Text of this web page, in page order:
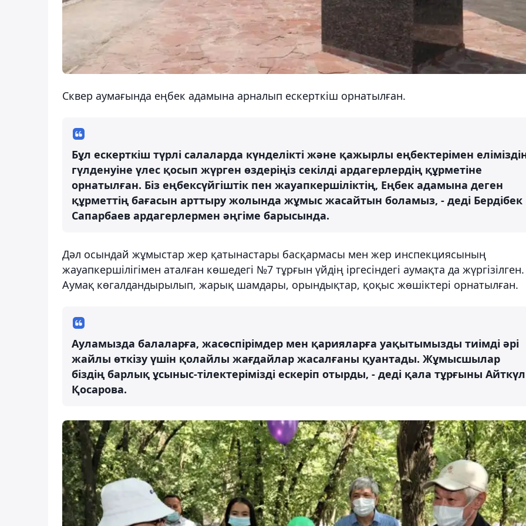
Сквер аумағында еңбек адамына арналып ескерткіш орнатылған.
Бұл ескерткіш түрлі салаларда күнделікті және қажырлы еңбектерімен
гүлденуіне үлес қосып жүрген өздеріңіз секілді ардагерлердің құрметіне
орнатылған. Біз еңбексүйгіштік пен жауапкершіліктің, Еңбек адамына деген
құрметтің бағасын арттыру жолында жұмыс жасайтын боламыз, - деді Бердібек
Сапарбаев ардагерлермен әңгіме барысында.
Дәл осындай жұмыстар жер қатынастары басқармасы мен жер инспекциясының
жауапкершілігімен аталған көшедегі №7 тұрғын үйдің іргесіндегі аумақта да жүргізілген.
Аумақ көгалдандырылып, жарық шамдары, орындықтар, қоқыс жөшіктері орнатылған.
Ауламызда балаларға, жасөспірімдер мен қарияларға уақытымызды тиімді әрі
жайлы өткізу үшін қолайлы жағдайлар жасалғаны қуантады. Жұмысшылар
біздің барлық ұсыныс-тілектерімізді ескеріп отырды, - деді қала тұрғыны Айткүл
Қосарова.